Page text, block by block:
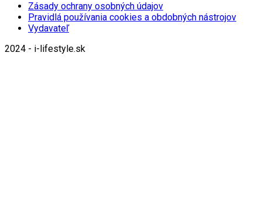
Zásady ochrany osobných údajov
Pravidlá používania cookies a obdobných nástrojov
Vydavateľ
2024 - i-lifestyle.sk